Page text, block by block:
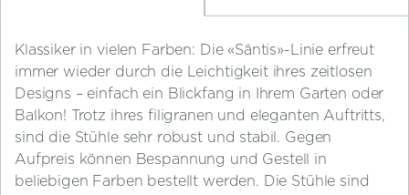
Klassiker in vielen Farben: Die «Säntis»-Linie erfreut
immer wieder durch die Leichtigkeit ihres zeitlosen
Designs – einfach ein Blickfang in Ihrem Garten oder
Balkon! Trotz ihres filigranen und eleganten Auftritts,
sind die Stühle sehr robust und stabil. Gegen
Aufpreis können Bespannung und Gestell in
beliebigen Farben bestellt werden. Die Stühle sind